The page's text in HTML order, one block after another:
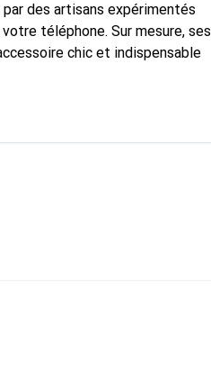
des artisans expérimentés
téléphone. Sur mesure, ses
chic et indispensable